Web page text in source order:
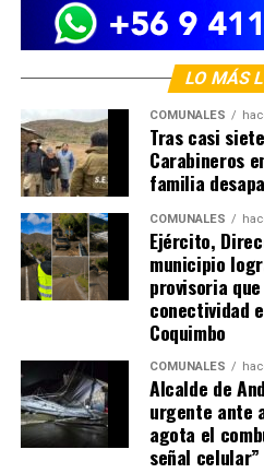
LO MÁS
COMUNALES
Tras casi
Carabineros
familia
COMUNALES
Ejército,
municipio
provisoria
conectividad
Coquimbo
COMUNALES
Alcalde de
urgente ante
agota el
señal celular”